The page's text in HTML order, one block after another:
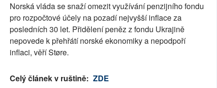
Norská vláda se snaží omezit využívání penzijního fondu
pro rozpočtové účely na pozadí nejvyšší inflace za
posledních 30 let. Přidělení peněz z fondu Ukrajině
nepovede k přehřátí norské ekonomiky a nepodpoří
inflaci, věří Støre.
Celý článek v ruštině: ZDE